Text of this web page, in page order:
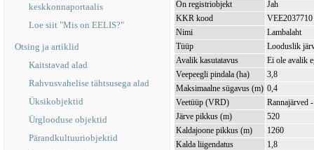
keskkonnaportaalis
Loe siit "Mis on EELIS?"
Otsing ja artiklid
Kaitstavad alad
Rahvusvahelise tähtsusega alad
Üksikobjektid
Ürglooduse objektid
Pärandkultuuriobjektid
On registriobjekt
Jah
KKR kood
VEE2037710
Nimi
Lambalaht
Tüüp
Looduslik
Avalik kasutatavus
Ei ole avalik
Veepeegli pindala (ha)
3,8
Maksimaalne sügavus (m) 0,4
Veetüüp (VRD)
Rannajärved
Järve pikkus (m)
520
Kaldajoone pikkus (m)
1260
Kalda liigendatus
1,8